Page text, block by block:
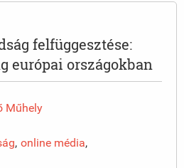
felfüggesztése:
európai országokban
Műhely
, online média,